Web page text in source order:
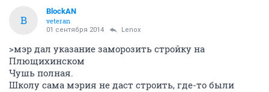
B
BlockAN
veteran
01 сентября 2014 Lenox
>мэр дал указание заморозить стройку на
Плющихинском
Чушь полная.
Школу сама мэрия не даст строить, где-то были